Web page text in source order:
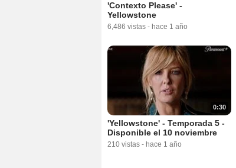
'Contexto Please' -
Yellowstone
6,486 vistas - hace 1 año
0:30
'Yellowstone' - Temporada 5 -
Disponible el 10 noviembre
210 vistas - hace 1 año